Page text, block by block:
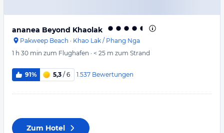
ananea Beyond Khaolak
Pakweep Beach · Khao Lak / Phang Nga
1 h 30 min zum Flughafen · < 25 m zum Strand
91% 5,3 / 6 1.537 Bewertungen
Zum Hotel